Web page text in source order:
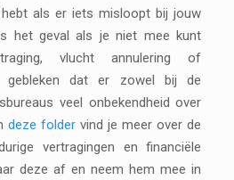
als er iets misloopt bij jouw
het geval als je niet mee kunt
vlucht annulering of
gebleken dat er zowel bij de
veel onbekendheid over
deze foldervind je meer over de
vertragingen en financiële
deze af en neem hem mee in